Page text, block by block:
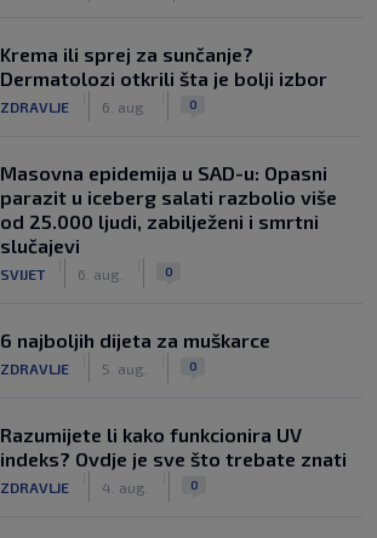
Krema ili sprej za sunčanje?
Dermatolozi otkrili šta je bolji izbor
ZDRAVLJE 6. aug. 0
Masovna epidemija u SAD-u: Opasni
parazit u iceberg salati razbolio više
od 25.000 ljudi, zabilježeni i smrtni
slučajevi
SVIJET 6. aug. 0
6 najboljih dijeta za muškarce
ZDRAVLJE 5. aug. 0
Razumijete li kako funkcionira UV
indeks? Ovdje je sve što trebate znati
ZDRAVLJE 4. aug. 0